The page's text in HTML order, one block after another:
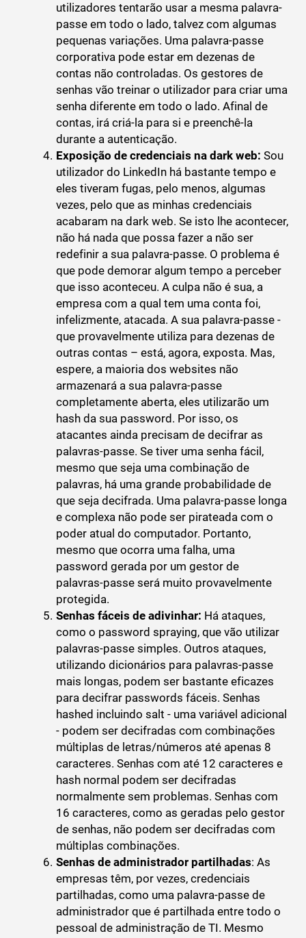
utilizadores tentarão usar a mesma palavra-
passe em todo o lado, talvez com algumas
pequenas variações. Uma palavra-passe
corporativa pode estar em dezenas de
contas não controladas. Os gestores de
senhas vão treinar o utilizador para criar uma
senha diferente em todo o lado. Afinal de
contas, irá criá-la para si e preenchê-la
durante a autenticação.
Exposição de credenciais na dark web: Sou
utilizador do LinkedIn há bastante tempo e
eles tiveram fugas, pelo menos, algumas
vezes, pelo que as minhas credenciais
acabaram na dark web. Se isto lhe acontecer,
não há nada que possa fazer a não ser
redefinir a sua palavra-passe. O problema é
que pode demorar algum tempo a perceber
que isso aconteceu. A culpa não é sua, a
empresa com a qual tem uma conta foi,
infelizmente, atacada. A sua palavra-passe -
que provavelmente utiliza para dezenas de
outras contas – está, agora, exposta. Mas,
espere, a maioria dos websites não
armazenará a sua palavra-passe
completamente aberta, eles utilizarão um
hash da sua password. Por isso, os
atacantes ainda precisam de decifrar as
palavras-passe. Se tiver uma senha fácil,
mesmo que seja uma combinação de
palavras, há uma grande probabilidade de
que seja decifrada. Uma palavra-passe longa
e complexa não pode ser pirateada com o
poder atual do computador. Portanto,
mesmo que ocorra uma falha, uma
password gerada por um gestor de
palavras-passe será muito provavelmente
protegida.
Senhas fáceis de adivinhar: Há ataques,
como o password spraying, que vão utilizar
palavras-passe simples. Outros ataques,
utilizando dicionários para palavras-passe
mais longas, podem ser bastante eficazes
para decifrar passwords fáceis. Senhas
hashed incluindo salt - uma variável adicional
- podem ser decifradas com combinações
múltiplas de letras/números até apenas 8
caracteres. Senhas com até 12 caracteres e
hash normal podem ser decifradas
normalmente sem problemas. Senhas com
16 caracteres, como as geradas pelo gestor
de senhas, não podem ser decifradas com
múltiplas combinações.
Senhas de administrador partilhadas: As
empresas têm, por vezes, credenciais
partilhadas, como uma palavra-passe de
administrador que é partilhada entre todo o
pessoal de administração de TI. Mesmo